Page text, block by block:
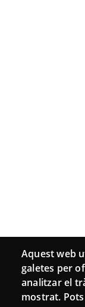
Aquest web
galetes per
analitzar el
mostrat.